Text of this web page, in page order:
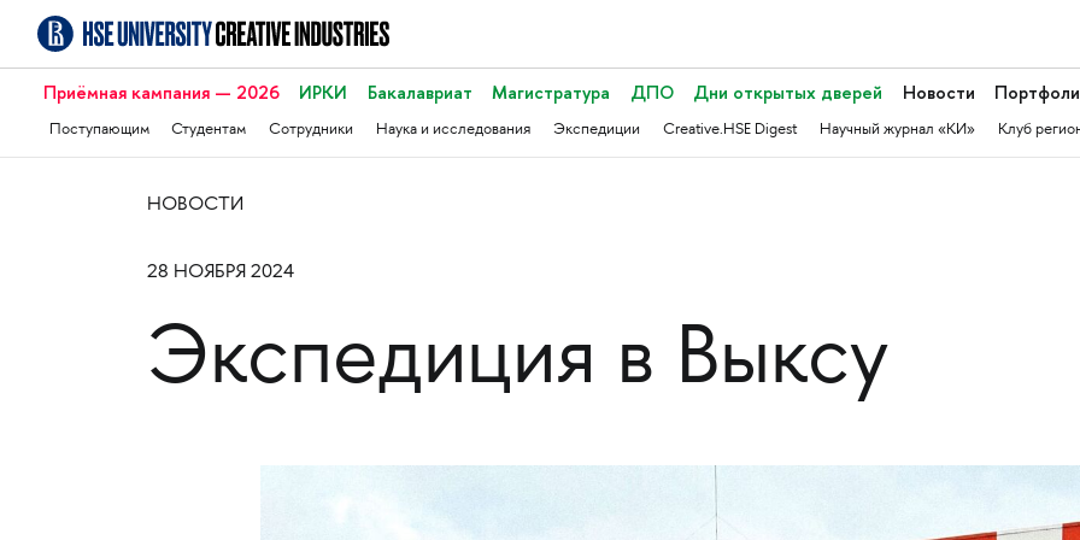
Приёмная кампания — 2026 ИРКИ Бакалавриат Магистратура ДПО Дни открытых дверей Новости
Поступающим Студентам Сотрудники Наука и исследования Экспедиции Creative.HSE Digest Научный журнал «КИ» Клуб
НОВОСТИ
28 НОЯБРЯ 2024
Экспедиция в Выксу